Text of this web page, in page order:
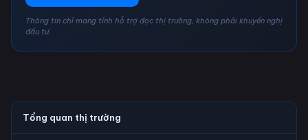
Thông tin chỉ mang tính hỗ trợ đọc thị trường, không phải khuyến nghị
đầu tư.
Tổng quan thị trường